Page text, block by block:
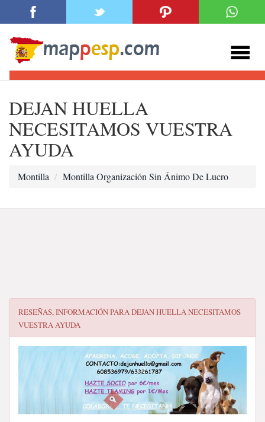
DEJAN HUELLA
NECESITAMOS VUESTRA
AYUDA
Montilla Montilla Organización Sin Ánimo De Lucro
RESEÑAS, INFORMACIÓN PARADEJAN HUELLA NECESITAMOS
VUESTRA AYUDA